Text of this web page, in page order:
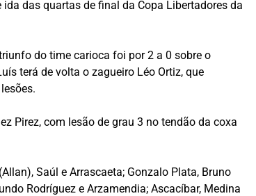
das quartas de final da Copa Libertadores da
do time carioca foi por 2 a 0 sobre o
terá de volta o zagueiro Léo Ortiz, que
Pirez, com lesão de grau 3 no tendão da coxa
Saúl e Arrascaeta; Gonzalo Plata, Bruno
Rodríguez e Arzamendia; Ascacíbar, Medina